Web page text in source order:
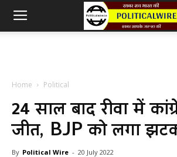
Home Political
24 साल बाद रीवा में
जीत, BJP को लगा
By Political Wire - 20 July 2022